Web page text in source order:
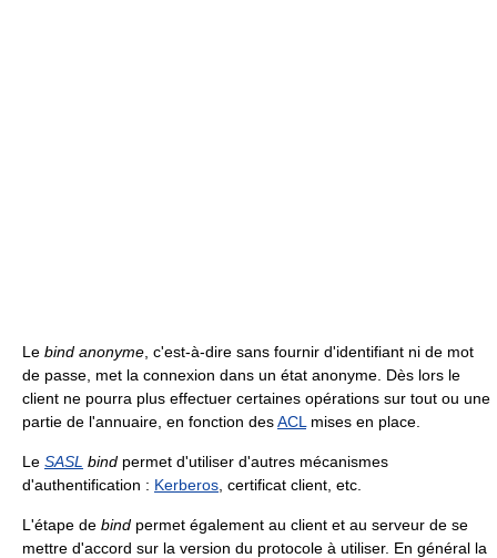
Le bind anonyme , c'est-à-dire sans fournir d'identifiant ni de mot
de passe, met la connexion dans un état anonyme. Dès lors le
client ne pourra plus effectuer certaines opérations sur tout ou une
partie de l'annuaire, en fonction desACL mises en place.
Le SASL bind permet d'utiliser d'autres mécanismes
d'authentification : Kerberos , certificat client, etc.
L'étape de bind permet également au client et au serveur de se
mettre d'accord sur la version du protocole à utiliser. En général la